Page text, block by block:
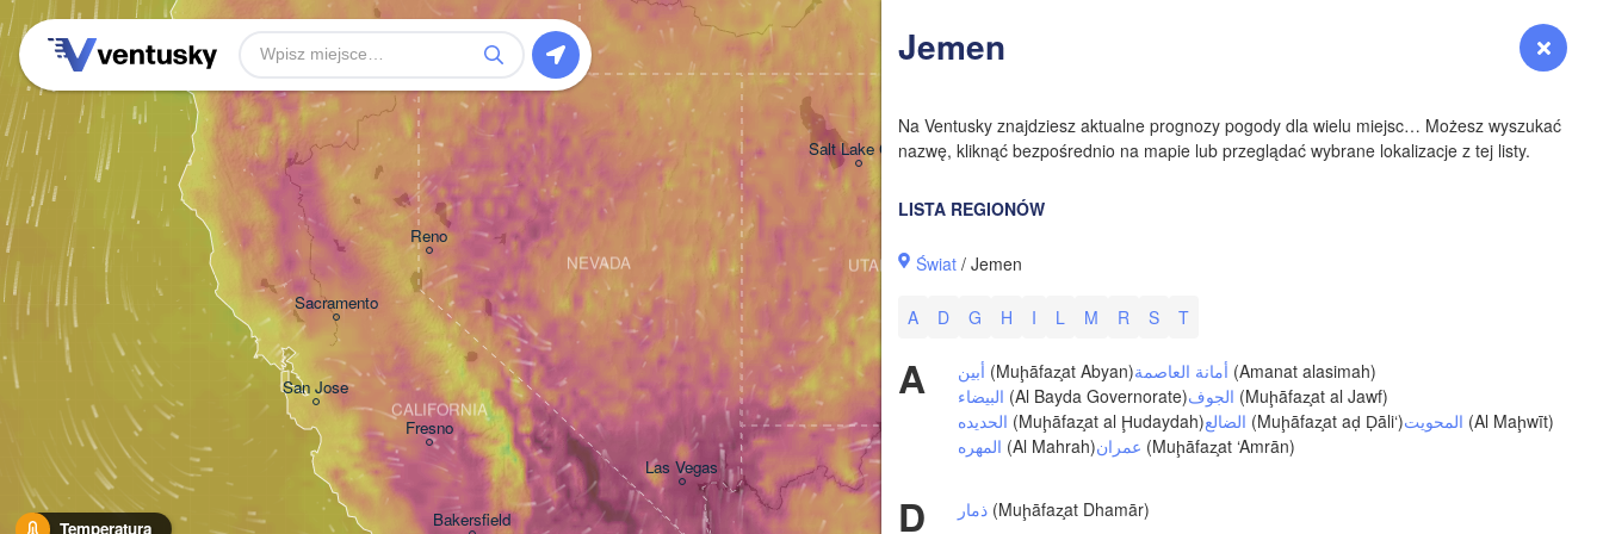
Prognoza
Jemen
Na Ventusky znajdziesz aktualne prognozy pogody dla wielu miejsc… Możesz wyszukać
nazwę, kliknąć bezpośrednio na mapie lub przeglądać wybrane lokalizacje z tej listy.
LISTA REGIONÓW
Świat / Jemen
A D G H I L M R S T
A أبين (Muḩāfaz̧at Abyan)أمانة العاصمة (Amanat alasimah)
البيضاء (Al Bayda Governorate)الجوف (Muḩāfaz̧at al Jawf)
الحديده (Muḩāfaz̧at al Ḩudaydah)الضالع (Muḩāfaz̧at aḑ Ḑāli‘)المحويت (Al Maḩwīt)
المهره (Al Mahrah)عمران (Muḩāfaz̧at ‘Amrān)
D ذمار (Muḩāfaz̧at Dhamār)
Temperatura
San Jose
Las Vegas
Fresno
Reno
Bakersfield
Sacramento
CALIFORNIA
NEVADA
Salt Lake City
UTAH